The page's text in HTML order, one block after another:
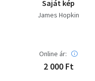
Saját kép
James Hopkin
Online ár:
2 000 Ft